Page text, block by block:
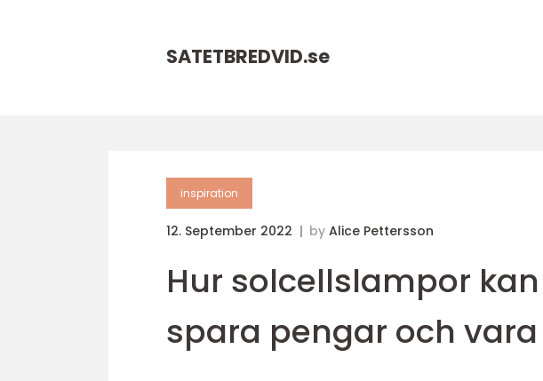
SATETBREDVID.se
inspiration
12. September 2022 by Alice Pettersson
Hur solcellslampor
spara pengar och